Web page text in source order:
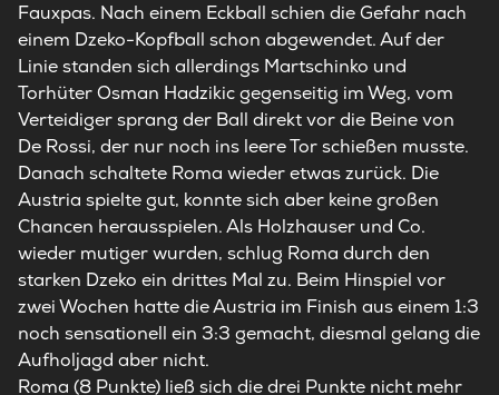
Fauxpas. Nach einem Eckball schien die Gefahr nach
einem Dzeko-Kopfball schon abgewendet. Auf der
Linie standen sich allerdings Martschinko und
Torhüter Osman Hadzikic gegenseitig im Weg, vom
Verteidiger sprang der Ball direkt vor die Beine von
De Rossi, der nur noch ins leere Tor schießen musste.
Danach schaltete Roma wieder etwas zurück. Die
Austria spielte gut, konnte sich aber keine großen
Chancen herausspielen. Als Holzhauser und Co.
wieder mutiger wurden, schlug Roma durch den
starken Dzeko ein drittes Mal zu. Beim Hinspiel vor
zwei Wochen hatte die Austria im Finish aus einem 1:3
noch sensationell ein 3:3 gemacht, diesmal gelang die
Aufholjagd aber nicht.
Roma (8 Punkte) ließ sich die drei Punkte nicht mehr